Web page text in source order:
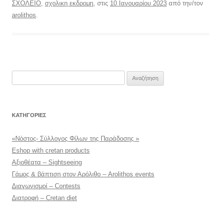
ΣΧΟΛΕΙΟ σχολικη εκδρομη , στις 10 Ιανουαρίου 2023 από την/τον
arolithos
KΑΤΗΓΟΡΊΕΣ
«Νόστος- Σύλλογος Φίλων της Παράδοσης »
Eshop with cretan products
Αξιοθέατα – Sightseeing
Γάμος & βάπτιση στον Αρόλιθο – Arolithos events
Διαγωνισμοί – Contests
Διατροφή – Cretan diet